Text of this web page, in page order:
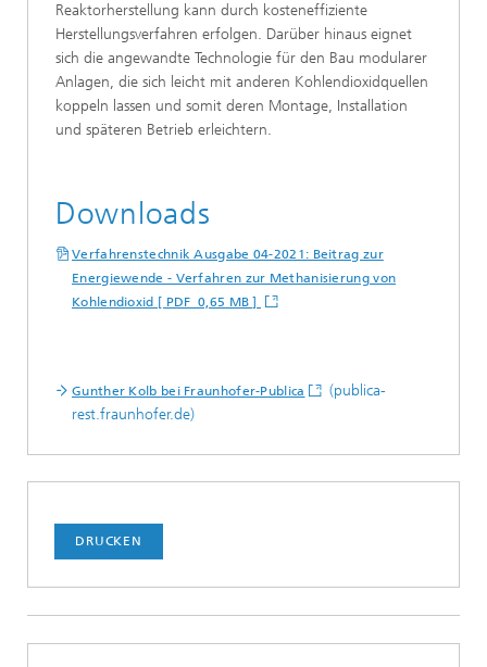
Reaktorherstellung kann durch kosteneffiziente
Herstellungsverfahren erfolgen. Darüber hinaus eignet
sich die angewandte Technologie für den Bau modularer
Anlagen, die sich leicht mit anderen Kohlendioxidquellen
koppeln lassen und somit deren Montage, Installation
und späteren Betrieb erleichtern.
Downloads
Verfahrenstechnik Ausgabe 04-2021: Beitrag zur
Energiewende - Verfahren zur Methanisierung von
Kohlendioxid [ PDF 0,65 MB ]
Gunther Kolb bei Fraunhofer-Publica
(publica-
rest.fraunhofer.de)
DRUCKEN